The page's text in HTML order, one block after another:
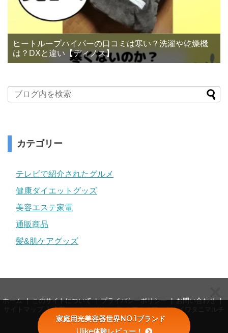
ヒートループハイパーの口コミは寒い？洗濯や乾燥機
は？DXと違い【ディノス】
カテゴリー
テレビで紹介されたグルメ
健康ダイエットグッズ
美容エステ家電
通販商品
髪&肌ケアグッズ
ホーム このサイトについて プライバシーポリシー
お問い合わせ
サイトマップ
山善エックスグリルプレミアムの口コミ！イワタニマルチ
スモークと比較も
家庭用光美容器世界NO.1ブランド